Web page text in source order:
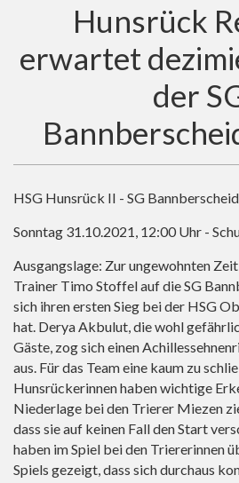
Hunsrück
erwartet
der
HSG Hunsrück II - SG
Sonntag 31.10.2021, 12:00 Uhr -
Ausgangslage: Zur ungewohnten
Trainer Timo Stoffel auf die SG
sich ihren ersten Sieg bei der HSG
hat. Derya Akbulut, die wohl
Gäste, zog sich einen
aus. Für das Team eine kaum zu
Hunsrückerinnen haben wichtige
Niederlage bei den Trierer Miezen
dass sie auf keinen Fall den Start
haben im Spiel bei den Triererinnen
Spiels gezeigt, dass sich durchaus